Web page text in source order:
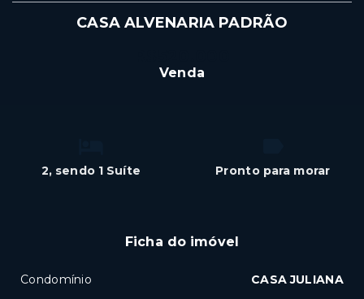
CASA ALVENARIA PADRÃO
Venda
2, sendo 1 Suíte Pronto para morar
Ficha do imóvel
Condomínio
CASA JULIANA